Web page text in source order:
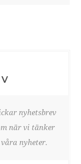
nyhetsbrev
när vi tänker
nyheter.